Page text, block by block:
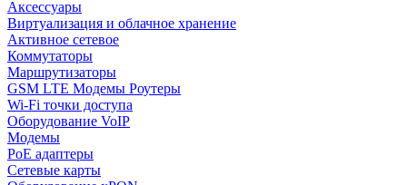
Аксессуары
Виртуализация и облачное хранение
Активное сетевое
Коммутаторы
Маршрутизаторы
GSM LTE Модемы Роутеры
Wi-Fi точки доступа
Оборудование VoIP
Модемы
PoE адаптеры
Сетевые карты